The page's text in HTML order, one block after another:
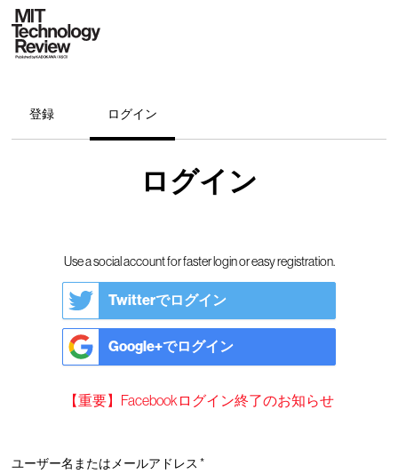
登録 ログイン
ログイン
Use a social account for faster login or easy registration.
Twitterでログイン
Google+でログイン
【重要】Facebookログイン終了のお知らせ
ユーザー名またはメールアドレス*必